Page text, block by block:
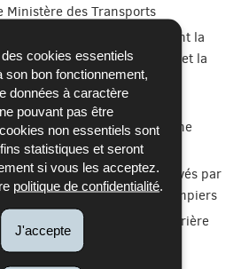
cookies essentiels
son bon fonctionnement,
données à caractère
pouvant pas être
non essentiels sont
statistiques et seront
si vous les acceptez.
politique de confidentialité.
J'accepte
Ministère des Transports
d’exécution concernant la
entre le Luxembourg et la
à suivre concernant
des catégories 3 et 4 en pleine
des volontaires relevés par
Fédération nationale des pompiers
des changements de carrière